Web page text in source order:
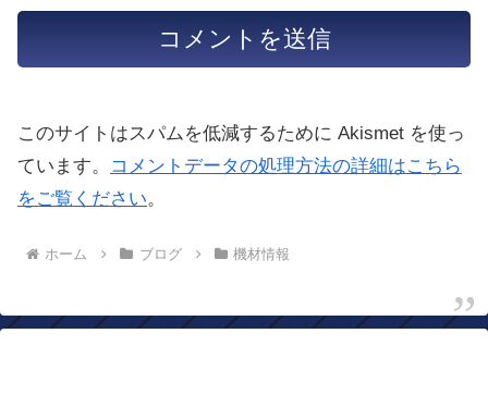
このサイトはスパムを低減するために Akismet を使っ
ています。
コメントデータの処理方法の詳細はこちら
をご覧ください。
ホーム ブログ 機材情報